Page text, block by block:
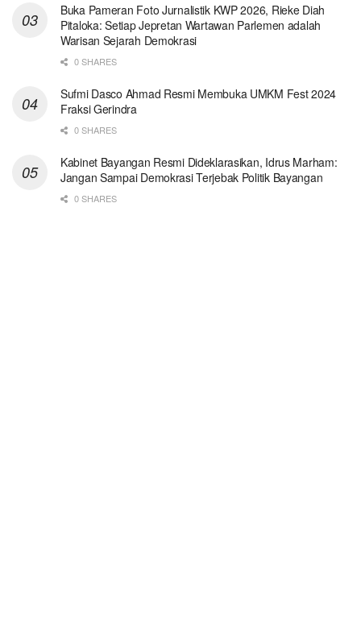
Buka Pameran Foto Jurnalistik KWP 2026, Rieke Diah
Pitaloka: Setiap Jepretan Wartawan Parlemen adalah
Warisan Sejarah Demokrasi
0 SHARES
Sufmi Dasco Ahmad Resmi Membuka UMKM Fest 2024
Fraksi Gerindra
0 SHARES
Kabinet Bayangan Resmi Dideklarasikan, Idrus Marham:
Jangan Sampai Demokrasi Terjebak Politik Bayangan
0 SHARES